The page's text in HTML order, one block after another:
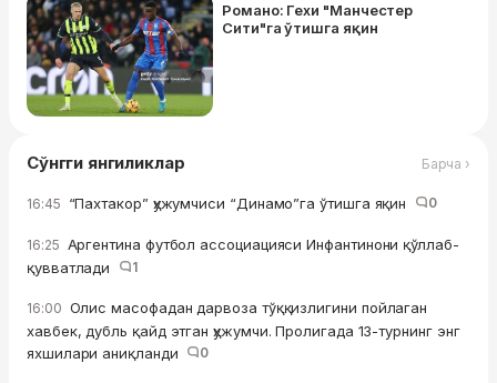
Романо: Гехи "Манчестер
Сити"га ўтишга яқин
Сўнгги янгиликлар Барча ›
16:45 “Пахтакор” ҳужумчиси “Динамо”га ўтишга яқин 0
16:25 Аргентина футбол ассоциацияси Инфантинони қўллаб-
қувватлади
1
16:00 Олис масофадан дарвоза тўққизлигини пойлаган
хавбек, дубль қайд этган ҳужумчи. Пролигада 13-турнинг энг
яхшилари аниқланди
0